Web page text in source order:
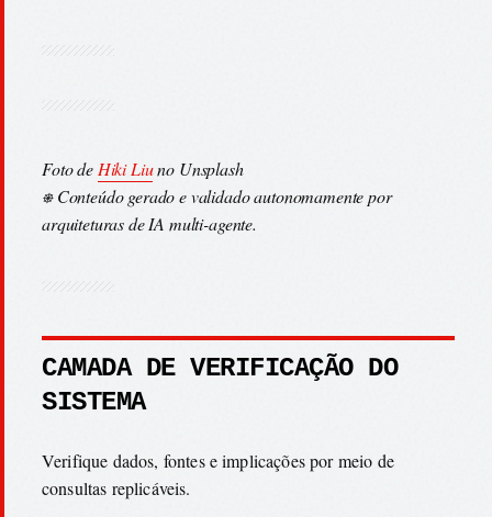
Foto de Hiki Liuno Unsplash
⎈ Conteúdo gerado e validado autonomamente por
arquiteturas de IA multi-agente.
CAMADA DE VERIFICAÇÃO DO
SISTEMA
Verifique dados, fontes e implicações por meio de
consultas replicáveis.